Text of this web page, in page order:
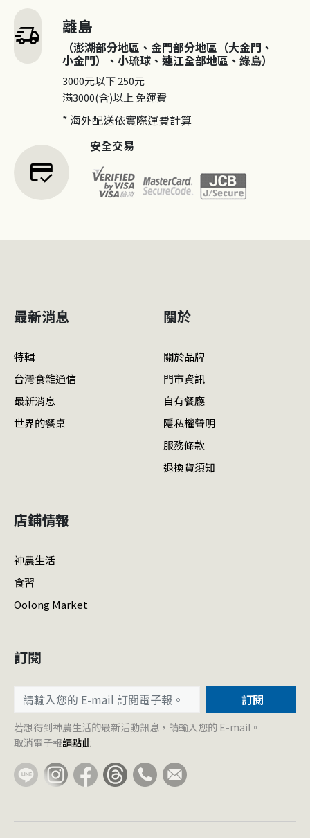
delivery_truck_speed 離島
（澎湖部分地區、金門部分地區（大金門、
小金門）、小琉球、連江全部地區、綠島）
3000元以下250元
滿3000(含)以上免運費
* 海外配送依實際運費計算
credit_score
安全交易
最新消息
特輯
台灣食雜通信
最新消息
世界的餐桌
關於
關於品牌
門市資訊
自有餐廳
隱私權聲明
服務條款
退換貨須知
店鋪情報
神農生活
食習
Oolong Market
訂閱
訂閱
若想得到神農生活的最新活動訊息，請輸入您的 E-mail。
取消電子報請點此